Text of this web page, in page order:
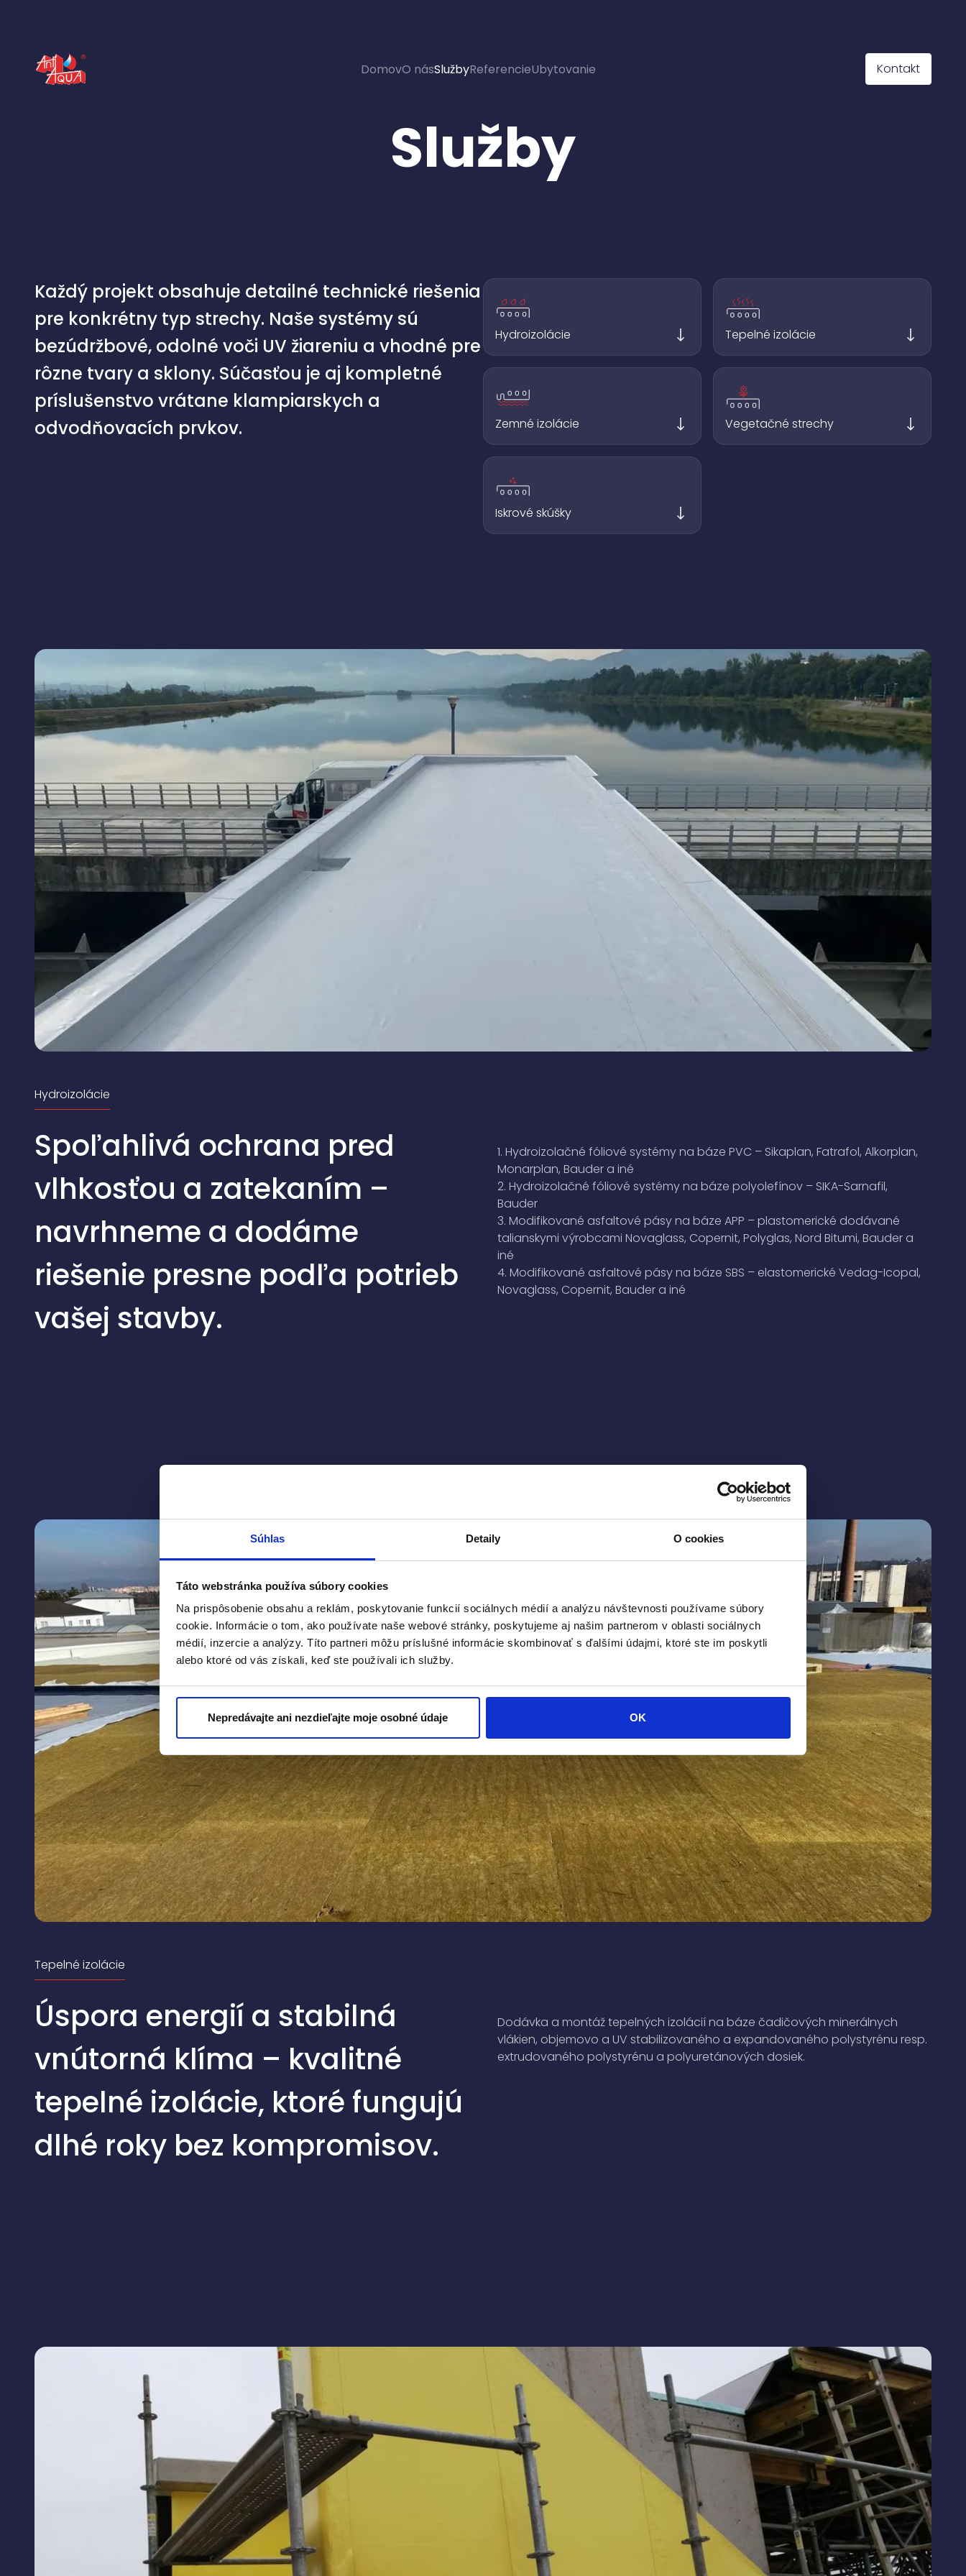
Súhlas Detaily O cookies
Táto webstránka používa súbory cookies
Na prispôsobenie obsahu a reklám, poskytovanie funkcií sociálnych médií a analýzu návštevnosti používame súbory
cookie. Informácie o tom, ako používate naše webové stránky, poskytujeme aj našim partnerom v oblasti sociálnych
médií, inzercie a analýzy. Títo partneri môžu príslušné informácie skombinovať s ďalšími údajmi, ktoré ste im poskytli
alebo ktoré od vás získali, keď ste používali ich služby.
Nepredávajte ani nezdieľajte moje osobné údaje OK
DomovO násSlužbyReferencieUbytovanie Kontakt
Služby
Každý projekt obsahuje detailné technické riešenia
pre konkrétny typ strechy. Naše systémy sú
bezúdržbové, odolné voči UV žiareniu a vhodné pre
rôzne tvary a sklony. Súčasťou je aj kompletné
príslušenstvo vrátane klampiarskych a
odvodňovacích prvkov.
Hydroizolácie Tepelné izolácie
Zemné izolácie Vegetačné strechy
Iskrové skúšky
Hydroizolácie
Spoľahlivá ochrana pred
vlhkosťou a zatekaním –
navrhneme a dodáme
riešenie presne podľa potrieb
vašej stavby.
1. Hydroizolačné fóliové systémy na báze PVC – Sikaplan, Fatrafol, Alkorplan,
Monarplan, Bauder a iné​
2. Hydroizolačné fóliové systémy na báze polyolefínov – SIKA-Sarnafil,
Bauder​
3. Modifikované asfaltové pásy na báze APP – plastomerické dodávané
talianskymi výrobcami Novaglass, Copernit, Polyglas, Nord Bitumi, Bauder a
iné​
4. Modifikované asfaltové pásy na báze SBS – elastomerické Vedag-Icopal,
Novaglass, Copernit, Bauder a iné
Tepelné izolácie
Úspora energií a stabilná
vnútorná klíma – kvalitné
tepelné izolácie, ktoré fungujú
dlhé roky bez kompromisov.
Dodávka a montáž tepelných izolácií na báze čadičových minerálnych
vlákien, objemovo a UV stabilizovaného a expandovaného polystyrénu resp.
extrudovaného polystyrénu a polyuretánových dosiek.